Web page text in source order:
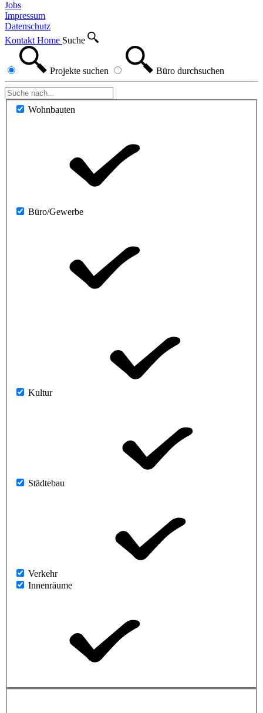
Jobs
Impressum
Datenschutz
Kontakt Home Suche
Projekte suchen Büro durchsuchen
Wohnbauten
Büro/Gewerbe
Kultur
Städtebau
Verkehr
Innenräume